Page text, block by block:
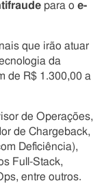
para o e-
que irão atuar
da
de R$ 1.300,00 a
de Operações,
de Chargeback,
Deficiência),
Full-Stack,
entre outros.